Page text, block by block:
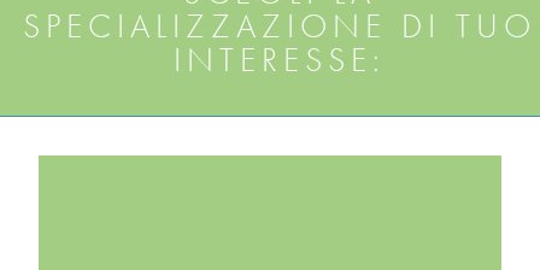
SPECIALIZZAZIONE DI TUO
INTERESSE: